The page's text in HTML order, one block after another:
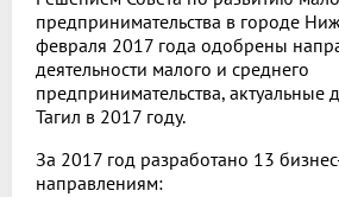
предпринимательства в городе
февраля 2017 года одобрены
деятельности малого и среднего
предпринимательства,
Тагил в 2017 году.
За 2017 год разработано 13
направлениям: